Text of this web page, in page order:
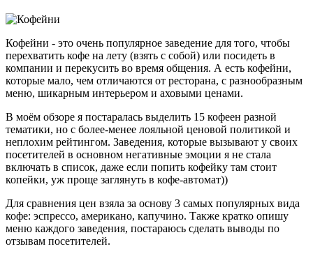
Кофейни - это очень популярное заведение для того, чтобы
перехватить кофе на лету (взять с собой) или посидеть в
компании и перекусить во время общения. А есть кофейни,
которые мало, чем отличаются от ресторана, с разнообразным
меню, шикарным интерьером и аховыми ценами.
В моём обзоре я постаралась выделить 15 кофеен разной
тематики, но с более-менее лояльной ценовой политикой и
неплохим рейтингом. Заведения, которые вызывают у своих
посетителей в основном негативные эмоции я не стала
включать в список, даже если попить кофейку там стоит
копейки, уж проще заглянуть в кофе-автомат))
Для сравнения цен взяла за основу 3 самых популярных вида
кофе: эспрессо, американо, капучино. Также кратко опишу
меню каждого заведения, постараюсь сделать выводы по
отзывам посетителей.